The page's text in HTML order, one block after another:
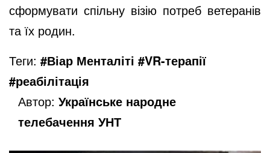
сформувати спільну візію потреб ветеранів
та їх родин.
Теги: #Віар Менталіті #VR-терапії
#реабілітація
Автор: Українське народне
телебачення УНТ